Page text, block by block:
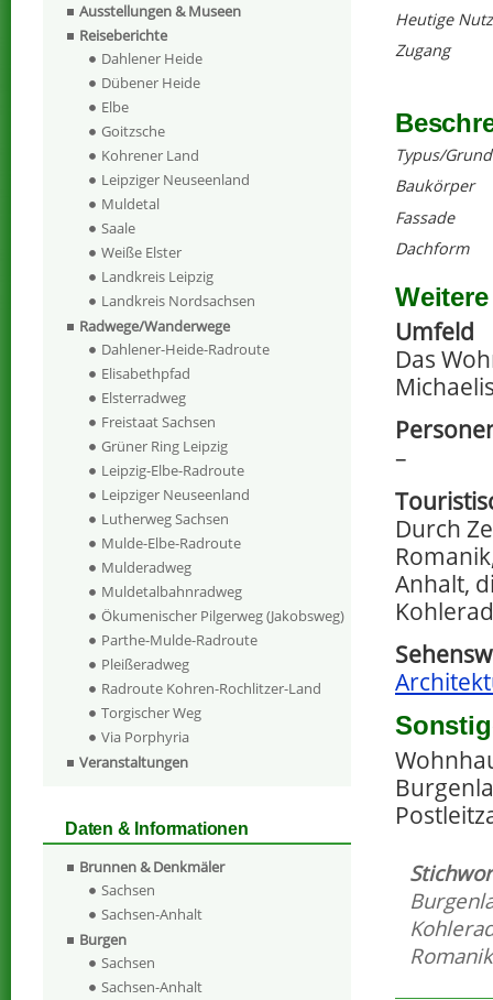
Heutige
Zugang
Typus/
Baukörper
Fassade
Dachform
Umfeld
Das
–
Durch
Anhalt,
Romanik
Ausstellungen & Museen
Reiseberichte
Dahlener Heide
Dübener Heide
Elbe
Goitzsche
Kohrener Land
Leipziger Neuseenland
Muldetal
Saale
Weiße Elster
Landkreis Leipzig
Landkreis Nordsachsen
Radwege/Wanderwege
Dahlener-Heide-Radroute
Elisabethpfad
Elsterradweg
Freistaat Sachsen
Grüner Ring Leipzig
Leipzig-Elbe-Radroute
Leipziger Neuseenland
Lutherweg Sachsen
Mulde-Elbe-Radroute
Mulderadweg
Muldetalbahnradweg
Ökumenischer Pilgerweg (Jakobsweg)
Parthe-Mulde-Radroute
Pleißeradweg
Radroute Kohren-Rochlitzer-Land
Torgischer Weg
Via Porphyria
Veranstaltungen
Daten & Informationen
Brunnen & Denkmäler
Sachsen
Sachsen-Anhalt
Burgen
Sachsen
Sachsen-Anhalt